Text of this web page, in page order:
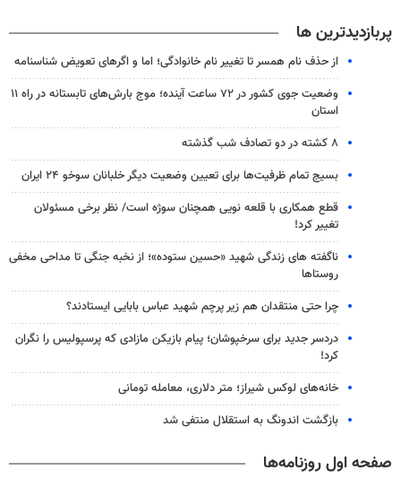
پربازدیدترین ها
از حذف نام همسر تا تغییر نام خانوادگی؛ اما و اگرهای تعویض شناسنامه
وضعیت جوی کشور در ۷۲ ساعت آینده؛ موج بارش‌های تابستانه در راه ۱۱
استان
۸ کشته در دو تصادف شب گذشته
بسیج تمام ظرفیت‌ها برای تعیین وضعیت دیگر خلبانان سوخو ۲۴ ایران
قطع همکاری با قلعه نویی همچنان سوژه است/ نظر برخی مسئولان
تغییر کرد!
ناگفته های زندگی شهید «حسین ستوده»؛ از نخبه جنگی تا مداحی مخفی
روستاها
چرا حتی منتقدان هم زیر پرچم شهید عباس بابایی ایستادند؟
دردسر جدید برای سرخپوشان؛ پیام بازیکن مازادی که پرسپولیس را نگران
کرد!
خانه‌های لوکس شیراز؛ متر دلاری، معامله تومانی
بازگشت اندونگ به استقلال منتفی شد
صفحه اول روزنامه‌ها